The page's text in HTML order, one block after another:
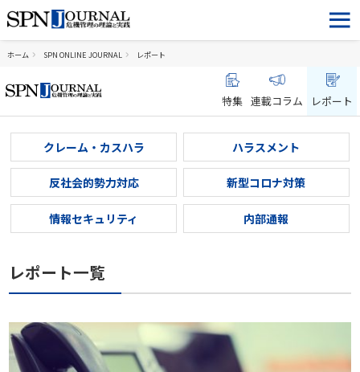
ホーム SPN ONLINE JOURNAL レポート
特集 連載コラム レポート
クレーム・カスハラ ハラスメント
反社会的勢力対応 新型コロナ対策
情報セキュリティ 内部通報
レポート一覧